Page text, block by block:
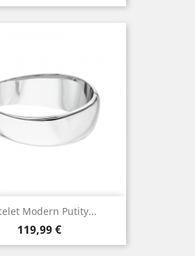
Modern Putity...
Prix
119,99 €